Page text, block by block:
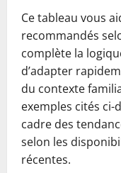
Ce tableau vous
recommandés
complète la
d’adapter
du contexte
exemples cités ci-
cadre des
selon les
récentes.